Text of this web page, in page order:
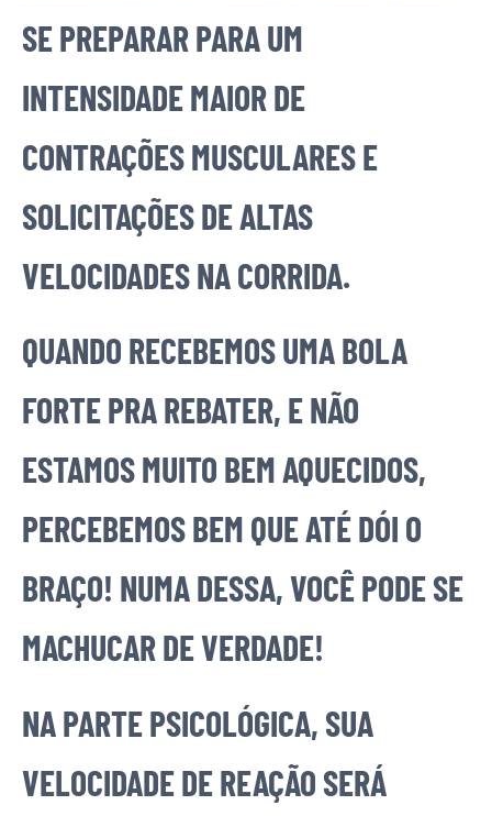
SE PREPARAR PARA UM
INTENSIDADE MAIOR DE
CONTRAÇÕES MUSCULARES E
SOLICITAÇÕES DE ALTAS
VELOCIDADES NA CORRIDA.
QUANDO RECEBEMOS UMA BOLA
FORTE PRA REBATER, E NÃO
ESTAMOS MUITO BEM AQUECIDOS,
PERCEBEMOS BEM QUE ATÉ DÓI O
BRAÇO! NUMA DESSA, VOCÊ PODE SE
MACHUCAR DE VERDADE!
NA PARTE PSICOLÓGICA, SUA
VELOCIDADE DE REAÇÃO SERÁ